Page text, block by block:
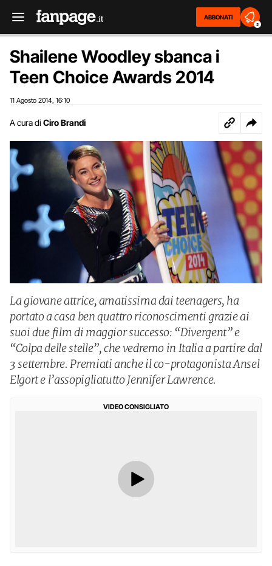
ABBONATI
2
Shailene Woodley sbanca i
Teen Choice Awards 2014
11 Agosto 2014 16:10
A cura di Ciro Brandi
La giovane attrice, amatissima dai teenagers, ha
portato a casa ben quattro riconoscimenti grazie ai
suoi due film di maggior successo: “Divergent” e
“Colpa delle stelle”, che vedremo in Italia a partire dal
3 settembre. Premiati anche il co-protagonista Ansel
Elgort e l’assopigliatutto Jennifer Lawrence.
VIDEO CONSIGLIATO